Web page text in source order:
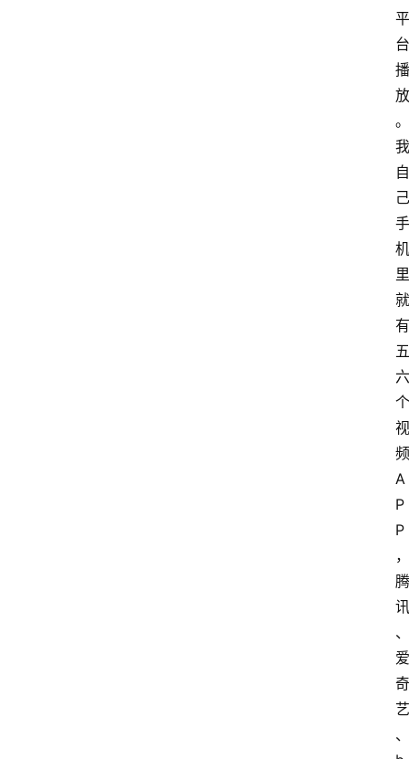
平
台
播
放
。
我
自
己
手
机
里
就
有
五
六
个
视
频
A
P
P
，
腾
讯
、
爱
奇
艺
、